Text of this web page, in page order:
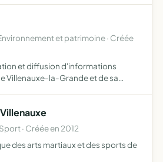
et patrimoine · Créée
et diffusion d'informations
Villenauxe-la-Grande et de sa
· Créée en 2012
des arts martiaux et des sports de